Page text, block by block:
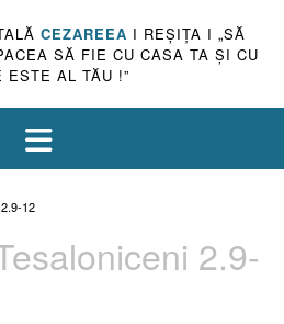
CEZAREEA I REŞIŢA I „SĂ
SĂ FIE CU CASA TA ŞI CU
ESTE AL TĂU !”
12
2.9-